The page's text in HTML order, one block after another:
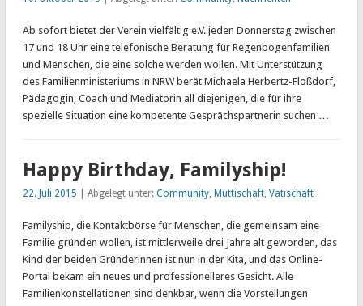
Ab sofort bietet der Verein vielfältig e.V. jeden Donnerstag zwischen
17 und 18 Uhr eine telefonische Beratung für Regenbogenfamilien
und Menschen, die eine solche werden wollen. Mit Unterstützung
des Familienministeriums in NRW berät Michaela Herbertz-Floßdorf,
Pädagogin, Coach und Mediatorin all diejenigen, die für ihre
spezielle Situation eine kompetente Gesprächspartnerin suchen …
Happy Birthday, Familyship!
22. Juli 2015 | Abgelegt unter: Community, Muttischaft, Vatischaft
Familyship, die Kontaktbörse für Menschen, die gemeinsam eine
Familie gründen wollen, ist mittlerweile drei Jahre alt geworden, das
Kind der beiden Gründerinnen ist nun in der Kita, und das Online-
Portal bekam ein neues und professionelleres Gesicht. Alle
Familienkonstellationen sind denkbar, wenn die Vorstellungen